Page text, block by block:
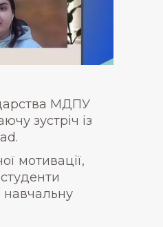
МДПУ
зустріч із
мотивації,
навчальну